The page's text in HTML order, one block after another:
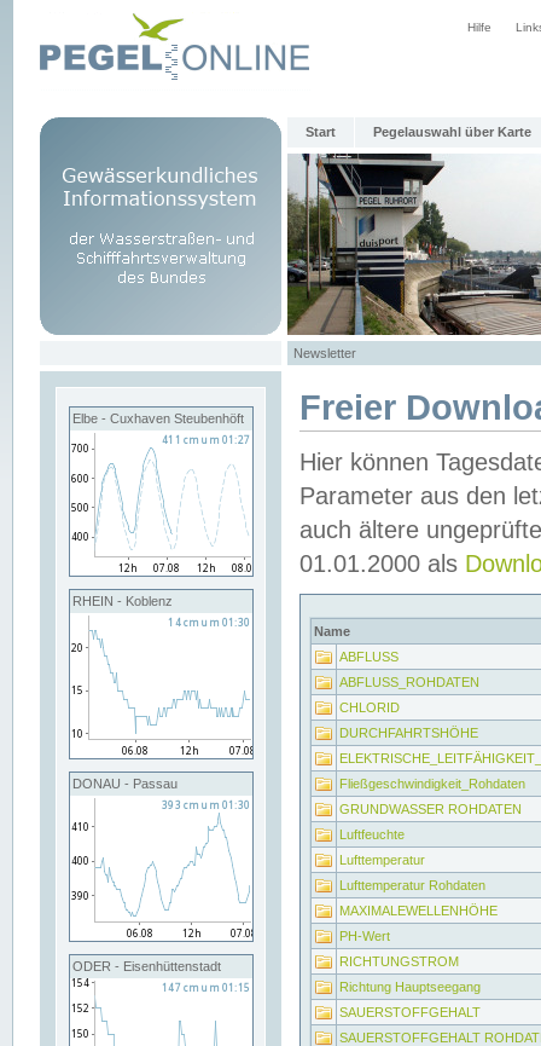
Hilfe
Start Pegelauswahl über Karte
Newsletter
Elbe - Cuxhaven Steubenhöft
RHEIN - Koblenz
DONAU - Passau
ODER - Eisenhüttenstadt
Freier
Hier können
Parameter aus den
auch ältere
01.01.2000 als
Name
ABFLUSS
ABFLUSS_ROHDATEN
CHLORID
DURCHFAHRTSHÖHE
Fließgeschwindigkeit_Rohdaten
GRUNDWASSER ROHDATEN
Luftfeuchte
Lufttemperatur
Lufttemperatur Rohdaten
MAXIMALEWELLENHÖHE
PH-Wert
RICHTUNGSTROM
Richtung Hauptseegang
SAUERSTOFFGEHALT
SAUERSTOFFGEHALT